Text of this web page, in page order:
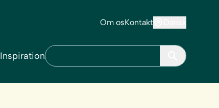
Om osKontakt
Inspiration